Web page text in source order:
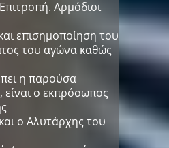
Αρμόδιοι
επισημοποίηση του
του αγώνα καθώς
η παρούσα
ο εκπρόσωπος
ο Αλυτάρχης του